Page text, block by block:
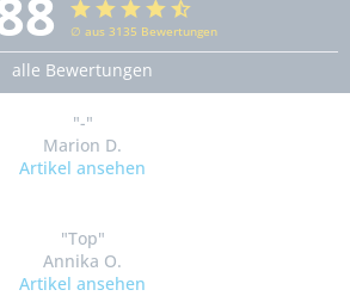
∅ aus 3135 Bewertungen
alle Bewertungen
"-"
Marion D.
Artikel ansehen
"Top"
Annika O.
Artikel ansehen